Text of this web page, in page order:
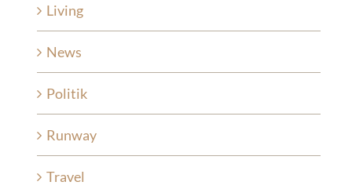
Living
News
Politik
Runway
Travel